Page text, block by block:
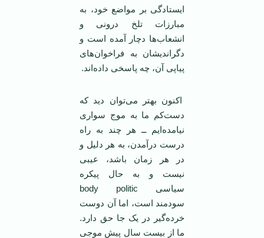
‌ایستادگی بر مواضع خود، به
مبارزات تلخ درونی و
انشعاب‌ها دچار آمده است و
دگراندیشان به فراخوان‌های
پیاپی آن، چه پاسخی داده‌اند.
اکنون بهتر می‌توان دید که
دست‌کم ما به موج سواری
نیامده‌ایم ــ هر چند به راه
درست درآمدن، به هر دلیل و
در هر زمان باشد، عیبی
نیست و به حال پیکره
سیاسی body politic
سودمند است، اما آن دوست
خرده‌گیر در یک جا حق دارد.
ما از بیست سال پیش موجی